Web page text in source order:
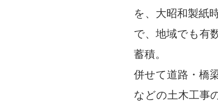
を、大昭和製紙
で、地域でも有
蓄積。
併せて道路・橋
などの土木工事